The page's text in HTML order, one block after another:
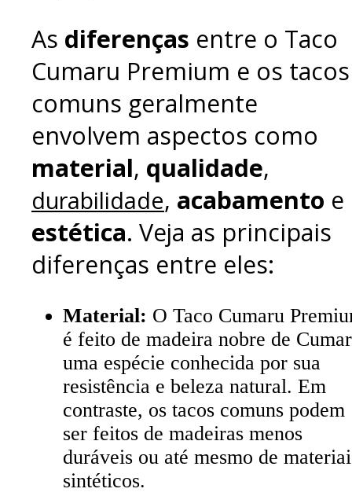
As diferenças entre o Taco
Cumaru Premium e os tacos
comuns geralmente
envolvem aspectos como
material, qualidade,
durabilidade, acabamento e
estética. Veja as principais
diferenças entre eles:
Material: O Taco Cumaru
é feito de madeira nobre de
uma espécie conhecida por sua
resistência e beleza natural. Em
contraste, os tacos comuns podem
ser feitos de madeiras menos
duráveis ou até mesmo de
sintéticos.